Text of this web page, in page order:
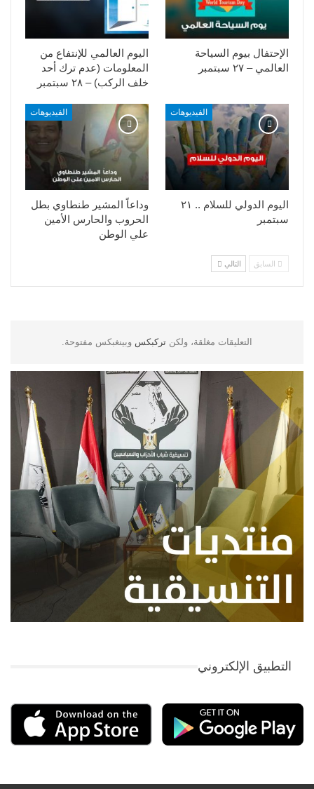
اليوم العالمي للإنتفاع من
المعلومات (عدم ترك أحد
خلف الركب) – ٢٨ سبتمبر
الإحتفال بيوم السياحة
العالمي – ٢٧ سبتمبر
الفيديوهات
وداعاً المشير طنطاوي بطل
الحروب والحارس الأمين
علي الوطن
الفيديوهات
اليوم الدولي للسلام .. ٢١
سبتمبر
السابق التالي
التعليقات مغلقة، ولكن تركبكس وبينغبكس مفتوحة.
التطبيق الإلكتروني